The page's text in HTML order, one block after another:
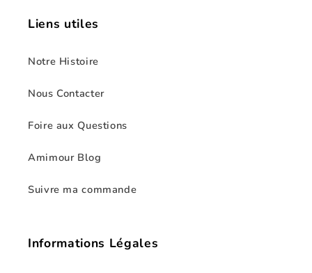
Liens utiles
Notre Histoire
Nous Contacter
Foire aux Questions
Amimour Blog
Suivre ma commande
Informations Légales